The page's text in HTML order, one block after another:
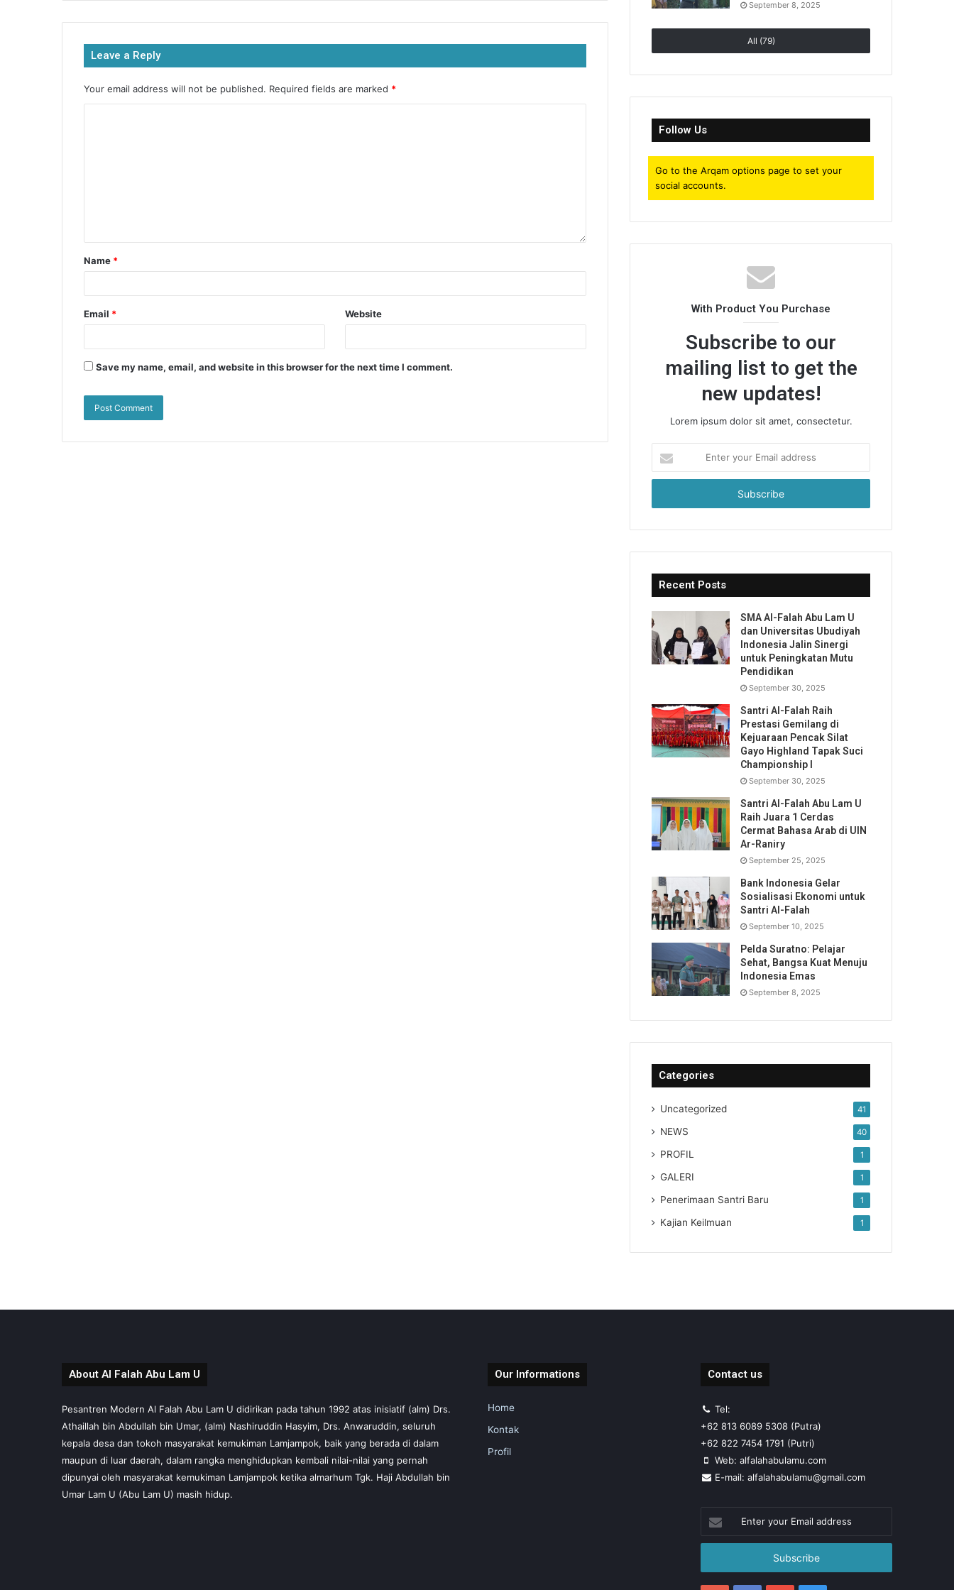
e
b
o
o
k
er s
A
p
p
s
e
n
g
er
e
Leave a Reply
Your email address will not be published. Required fields are marked *
Name *
Email * Website
Save my name, email, and website in this browser for the next time I comment.
September 8, 2025
All (79)
Follow Us
Go to the Arqam options page to set your
social accounts.
With Product You Purchase
Subscribe to our
mailing list to get the
new updates!
Lorem ipsum dolor sit amet, consectetur.
your
Email
Recent Posts
SMA Al-Falah Abu Lam U
dan Universitas Ubudiyah
Indonesia Jalin Sinergi
untuk Peningkatan Mutu
Pendidikan
September 30, 2025
Santri Al-Falah Raih
Prestasi Gemilang di
Kejuaraan Pencak Silat
Gayo Highland Tapak Suci
Championship I
September 30, 2025
Santri Al-Falah Abu Lam U
Raih Juara 1 Cerdas
Cermat Bahasa Arab di UIN
Ar-Raniry
September 25, 2025
Bank Indonesia Gelar
Sosialisasi Ekonomi untuk
Santri Al-Falah
September 10, 2025
Pelda Suratno: Pelajar
Sehat, Bangsa Kuat Menuju
Indonesia Emas
September 8, 2025
Categories
Uncategorized 41
NEWS 40
PROFIL 1
GALERI 1
Penerimaan Santri Baru 1
Kajian Keilmuan 1
About Al Falah Abu Lam U
Pesantren Modern Al Falah Abu Lam U didirikan pada tahun 1992 atas inisiatif (alm) Drs.
Athaillah bin Abdullah bin Umar, (alm) Nashiruddin Hasyim, Drs. Anwaruddin, seluruh
kepala desa dan tokoh masyarakat kemukiman Lamjampok, baik yang berada di dalam
maupun di luar daerah, dalam rangka menghidupkan kembali nilai-nilai yang pernah
dipunyai oleh masyarakat kemukiman Lamjampok ketika almarhum Tgk. Haji Abdullah bin
Umar Lam U (Abu Lam U) masih hidup.
Our Informations
Home
Kontak
Profil
Contact us
Tel:
+62 813 6089 5308 (Putra)
+62 822 7454 1791 (Putri)
Web: alfalahabulamu.com
E-mail: alfalahabulamu@gmail.com
your
Email